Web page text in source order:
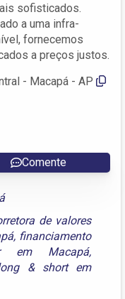
sofisticados.
a uma infra-
fornecemos
a preços justos.
- Macapá - AP
Comente
de valores
, financiamento
em Macapá,
& short em